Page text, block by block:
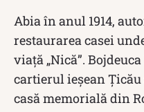
Abia în anul 1914,
restaurarea casei
viață „Nică”.
cartierul ieșean
casă memorială din